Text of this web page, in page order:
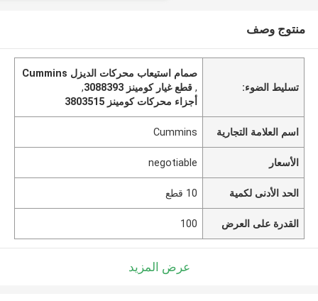
منتوج وصف
تسليط الضوء:
صمام استيعاب محركات الديزل Cummins
,قطع غيار كومينز 3088393
,
أجزاء محركات كومينز 3803515
اسم العلامة التجارية Cummins
الأسعار negotiable
الحد الأدنى لكمية 10 قطع
القدرة على العرض 100
عرض المزيد